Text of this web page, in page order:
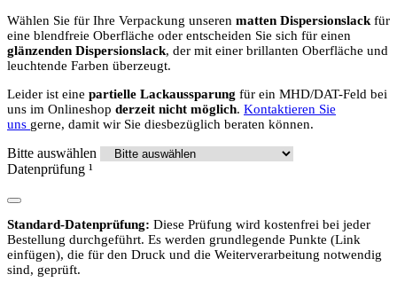
Wählen Sie für Ihre Verpackung unseren matten Dispersionslack für
eine blendfreie Oberfläche oder entscheiden Sie sich für einen
glänzenden Dispersionslack, der mit einer brillanten Oberfläche und
leuchtende Farben überzeugt.
Leider ist eine partielle Lackaussparung für ein MHD/DAT-Feld bei
uns im Onlineshop derzeit nicht möglich. Kontaktieren Sie
uns gerne, damit wir Sie diesbezüglich beraten können.
Bitte auswählen
Datenprüfung ¹
Standard-Datenprüfung: Diese Prüfung wird kostenfrei bei jeder
Bestellung durchgeführt. Es werden grundlegende Punkte (Link
einfügen), die für den Druck und die Weiterverarbeitung notwendig
sind, geprüft.